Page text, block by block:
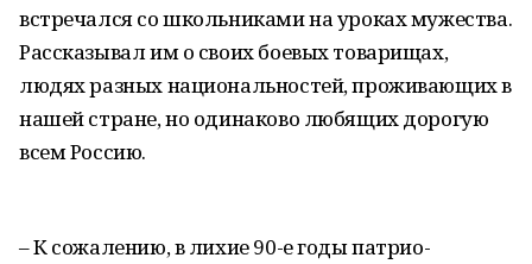
встречался со школьниками на уроках мужества.
Рассказывал им о своих боевых товарищах,
людях разных национальностей, проживающих в
нашей стране, но одинаково любящих дорогую
всем Россию.
– К сожалению, в лихие 90-е годы патрио­